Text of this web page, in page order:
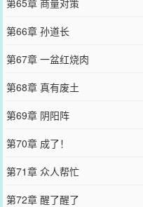
第65章 商量对策
第66章 孙道长
第67章 一盆红烧肉
第68章 真有废土
第69章 阴阳阵
第70章 成了！
第71章 众人帮忙
第72章 醒了醒了